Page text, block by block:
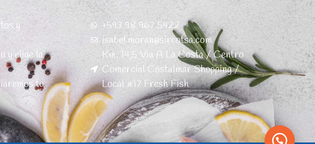
y
y elige la
tu
+593 98 967 5422
isabel.moran@sircotsa.com
Km. 14,5 Via A La Costa / Centro
Comercial Costalmar Shopping /
Local #17 Fresh Fish